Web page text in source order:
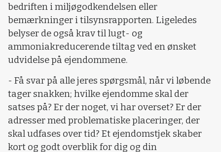
bedriften i miljøgodkendelsen eller
bemærkninger i tilsynsrapporten. Ligeledes
belyser de også krav til lugt- og
ammoniakreducerende tiltag ved en ønsket
udvidelse på ejendommene.
- Få svar på alle jeres spørgsmål, når vi løbende
tager snakken; hvilke ejendomme skal der
satses på? Er der noget, vi har overset? Er der
adresser med problematiske placeringer, der
skal udfases over tid? Et ejendomstjek skaber
kort og godt overblik for dig og din